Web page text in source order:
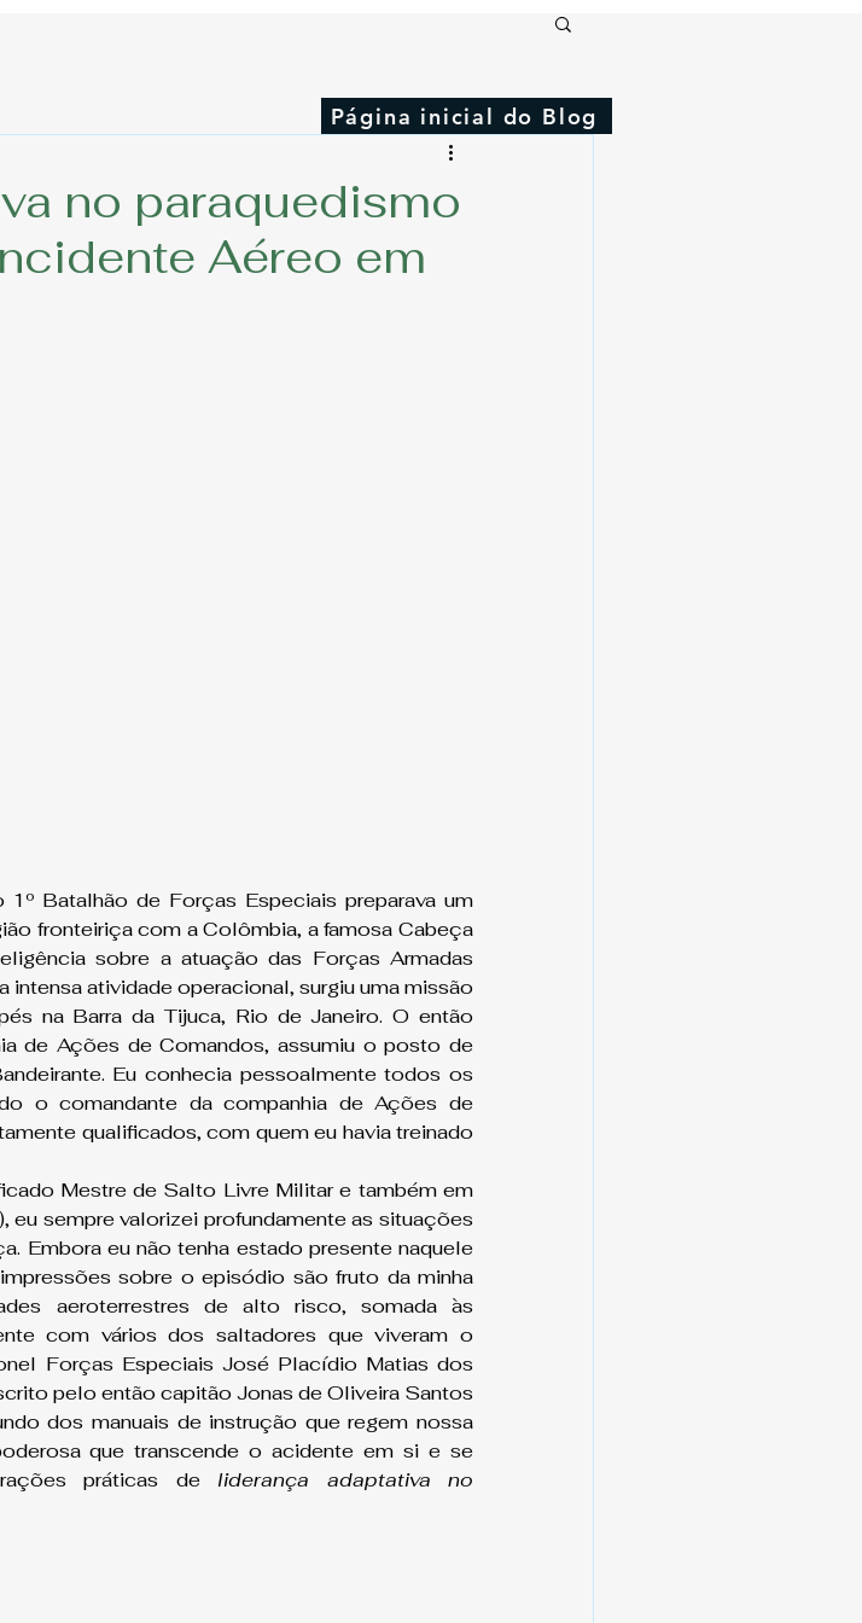
no paraquedismo
Aéreo em
Batalhão de Forças Especiais preparava um
fronteiriça com a Colômbia, a famosa Cabeça
sobre a atuação das Forças Armadas
atividade operacional, surgiu uma missão
na Barra da Tijuca, Rio de Janeiro. O então
de Ações de Comandos, assumiu o posto de
Eu conhecia pessoalmente todos os
o comandante da companhia de Ações de
qualificados, com quem eu havia treinado
Mestre de Salto Livre Militar e também em
eu sempre valorizei profundamente as situações
Embora eu não tenha estado presente naquele
sobre o episódio são fruto da minha
aeroterrestres de alto risco, somada às
com vários dos saltadores que viveram o
Forças Especiais José Placídio Matias dos
pelo então capitão Jonas de Oliveira Santos
dos manuais de instrução que regem nossa
que transcende o acidente em si e se
práticas de liderança adaptativa no
Página inicial do Blog